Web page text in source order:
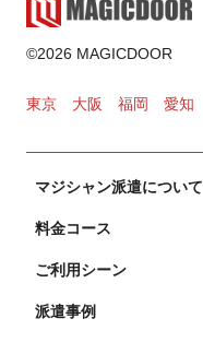
©2026 MAGICDOOR
東京 大阪 福岡 愛知
マジシャン派遣について
料金コース
ご利用シーン
派遣事例